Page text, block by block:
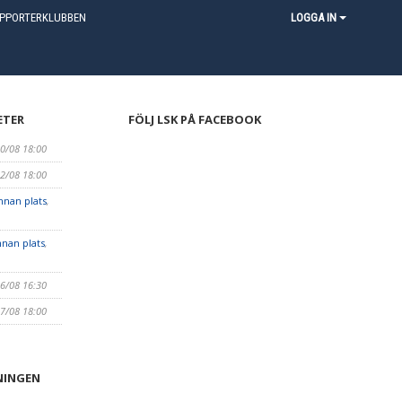
LOGGA IN
08 18:00
08 18:00
plats,
plats,
08 16:30
08 18:00
FÖLJ LSK PÅ FACEBOOK